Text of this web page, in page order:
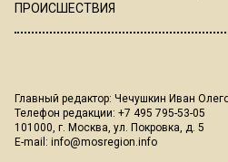
ПРОИСШЕСТВИЯ
Главный редактор: Чечушкин Иван
Телефон редакции: +7 495 795-53-05
101000, г. Москва, ул. Покровка, д. 5
E-mail: info@mosregion.info